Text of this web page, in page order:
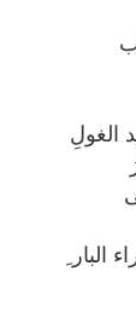
الغولِ
البار